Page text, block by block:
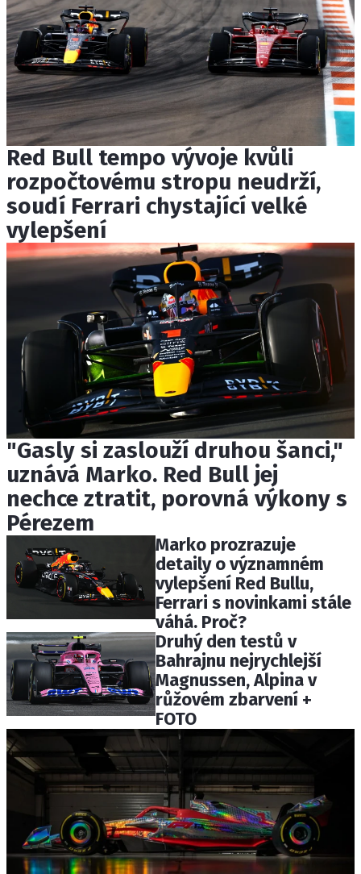
Red Bull tempo vývoje kvůli
rozpočtovému stropu neudrží,
soudí Ferrari chystající velké
vylepšení
"Gasly si zaslouží druhou šanci,"
uznává Marko. Red Bull jej
nechce ztratit, porovná výkony s
Pérezem
Marko prozrazuje
detaily o významném
vylepšení Red Bullu,
Ferrari s novinkami stále
váhá. Proč?
Druhý den testů v
Bahrajnu nejrychlejší
Magnussen, Alpina v
růžovém zbarvení +
FOTO